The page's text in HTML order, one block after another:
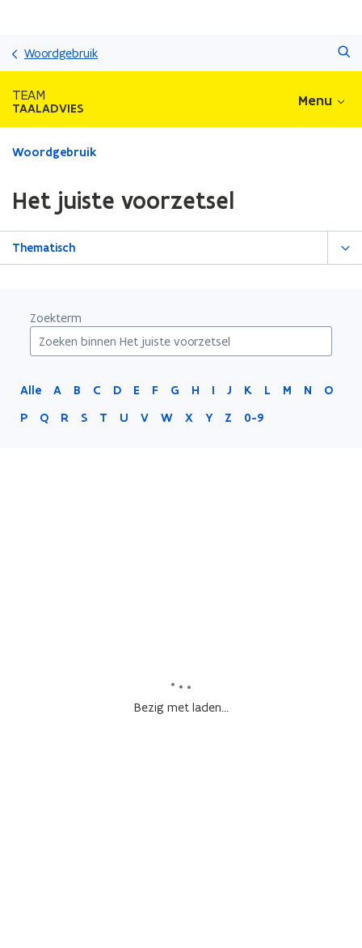
Woordgebruik
TEAM
TAALADVIES Menu
Gedaan
zich
op:
Het
Woordgebruik
Het juiste voorzetsel
Thematisch
Zoekterm
Alle A B C D E F G H I J K L M N
O
P
Q R S T U V W X Y Z 0-9
Bezig met laden...